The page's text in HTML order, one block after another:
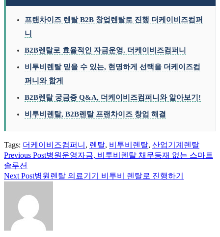
프랜차이즈 렌탈 B2B 창업렌탈로 진행 더케이비즈컴퍼
니
B2B렌탈로 효율적인 자금운영. 더케이비즈컴퍼니
비투비렌탈 믿을 수 있는, 현명하게 선택을 더케이즈컴
퍼니와 함게
B2B렌탈 궁금증 Q&A, 더케이비즈컴퍼니와 알아보기!
비투비렌탈, B2B렌탈 프랜차이즈 창업 해결
Tags: 더케이비즈컴퍼니 , 렌탈, 비투비렌탈, 산업기계렌탈
Read
more
articles
Previous Post병원운영자금, 비투비렌탈 채무등재 없는 스마트
솔루션
Next Post병원렌탈 의료기기 비투비 렌탈로 진행하기